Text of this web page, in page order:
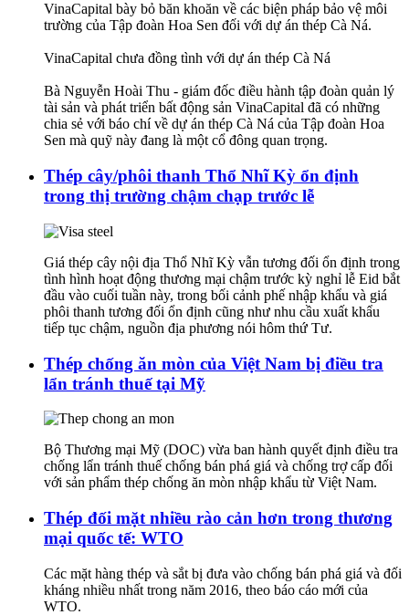
VinaCapital bày bỏ băn khoăn về các biện pháp bảo vệ môi
trường của Tập đoàn Hoa Sen đối với dự án thép Cà Ná.
VinaCapital chưa đồng tình với dự án thép Cà Ná
Bà Nguyễn Hoài Thu - giám đốc điều hành tập đoàn quản lý
tài sản và phát triển bất động sản VinaCapital đã có những
chia sẻ với báo chí về dự án thép Cà Ná của Tập đoàn Hoa
Sen mà quỹ này đang là một cổ đông quan trọng.
Thép cây/phôi thanh Thổ Nhĩ Kỳ ổn định
trong thị trường chậm chạp trước lễ
Giá thép cây nội địa Thổ Nhĩ Kỳ vẫn tương đối ổn định trong
tình hình hoạt động thương mại chậm trước kỳ nghỉ lễ Eid bắt
đầu vào cuối tuần này, trong bối cảnh phế nhập khẩu và giá
phôi thanh tương đối ổn định cũng như nhu cầu xuất khẩu
tiếp tục chậm, nguồn địa phương nói hôm thứ Tư.
Thép chống ăn mòn của Việt Nam bị điều tra
lẩn tránh thuế tại Mỹ
Bộ Thương mại Mỹ (DOC) vừa ban hành quyết định điều tra
chống lẩn tránh thuế chống bán phá giá và chống trợ cấp đối
với sản phẩm thép chống ăn mòn nhập khẩu từ Việt Nam.
Thép đối mặt nhiều rào cản hơn trong thương
mại quốc tế: WTO
Các mặt hàng thép và sắt bị đưa vào chống bán phá giá và đối
kháng nhiều nhất trong năm 2016, theo báo cáo mới của
WTO.